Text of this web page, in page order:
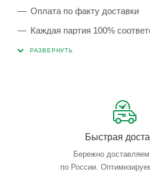
Оплата по факту доставки
Каждая партия 100%
Сервисные услуги: резка,
Быстрая
Бережно
по России.